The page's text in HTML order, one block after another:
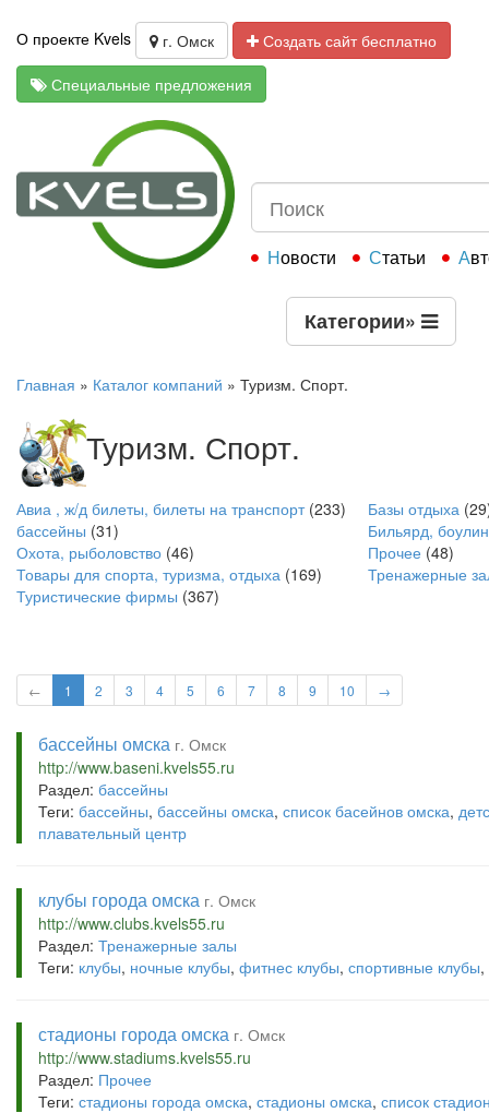
О проекте Kvels г. Омск
Создать сайт бесплатно
Специальные предложения
Новости Статьи
Категории»
Главная » Каталог компаний » Туризм. Спорт.
Туризм. Спорт.
Авиа , ж/д билеты, билеты на транспорт(233) Базы отдыха
бассейны (31)
Бильярд,
Охота, рыболовство (46) Прочее (48)
Товары для спорта, туризма, отдыха (169)
Тренажерные
Туристические фирмы (367)
← 1 2 3 4 5 6 7 8 9 10 →
бассейны омска г. Омск
http://www.baseni.kvels55.ru
Раздел: бассейны
Теги: бассейны, бассейны омска, список басейнов омска,
плавательный центр
клубы города омска г. Омск
http://www.clubs.kvels55.ru
Раздел: Тренажерные залы
Теги: клубы, ночные клубы, фитнес клубы, спортивные клубы,
стадионы города омска г. Омск
http://www.stadiums.kvels55.ru
Раздел: Прочее
Теги: стадионы города омска, стадионы омска, список